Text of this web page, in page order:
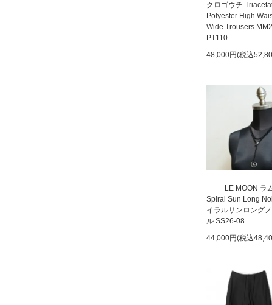
クロゴウチ
Polyester High
Wide Trousers
PT110
48,000円(税込
LE MOON ラ
Spiral Sun Long
イラルサンロング
ル SS26-08
44,000円(税込